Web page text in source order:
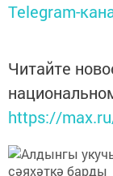
Telegram-
Читайте
https://